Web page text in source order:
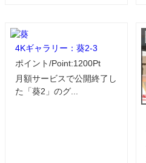
4Kギャラリー：葵2-3
ポイント/Point:1200Pt
月額サービスで公開終了し
た「葵2」のグ...